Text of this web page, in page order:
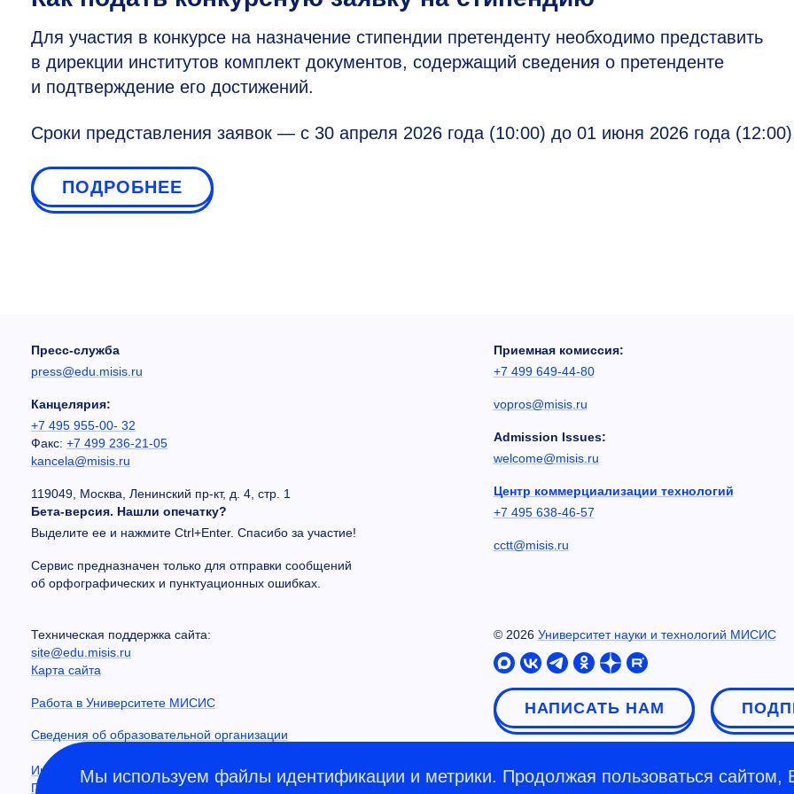
Для участия в конкурсе на назначение стипендии претенденту необходимо представить
в дирекции институтов комплект документов, содержащий сведения о претенденте
и подтверждение его достижений.
Сроки представления заявок — с 30 апреля 2026 года (10:00) до 01 июня 2026 года
ПОДРОБНЕЕ
Пресс-служба
press@edu.misis.ru
Канцелярия:
+7 495 955-00- 32
Факс: +7 499 236-21-05
kancela@misis.ru
119049, Москва, Ленинский пр-кт, д. 4, стр. 1
Бета-версия. Нашли опечатку?
Выделите ее и нажмите Ctrl+Enter. Спасибо за участие!
Сервис предназначен только для отправки сообщений
об орфографических и пунктуационных ошибках.
Приемная комиссия:
+7 499 649-44-80
vopros@misis.ru
Admission Issues:
welcome@misis.ru
Центр коммерциализации технологий
+7 495 638-46-57
cctt@misis.ru
Техническая поддержка сайта:
site@edu.misis.ru
Карта сайта
Работа в Университете МИСИС
Сведения об образовательной организации
Информация о закупках
Противодействие коррупции
© 2026 Университет науки и технологий МИСИС
НАПИСАТЬ НАМ
Мы используем файлы идентификации и метрики. Продолжая пользоваться сайтом,